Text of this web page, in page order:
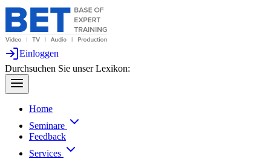
Einloggen
Durchsuchen Sie unser Lexikon:
Home
Seminare
Feedback
Services